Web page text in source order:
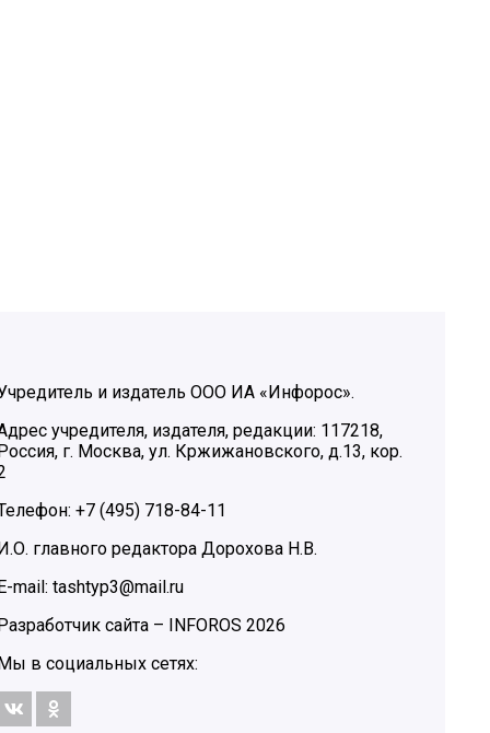
и издатель ООО ИА «Инфорос».
учредителя, издателя, редакции: 117218,
г. Москва, ул. Кржижановского, д.13, кор.
+7 (495) 718-84-11
главного редактора Дорохова Н.В.
mail: tashtyp3@mail.ru
сайта – INFOROS 2026
в социальных сетях: